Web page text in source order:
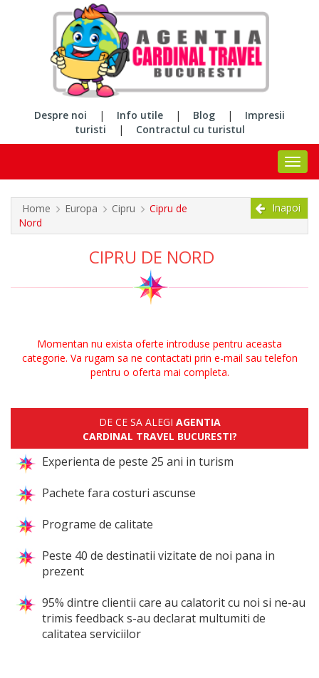
Despre noi | Info utile | Blog |
Impresii
turisti
| Contractul cu turistul
Home Europa Cipru
Cipru de
Nord
Inapoi
CIPRU DE NORD
Momentan nu exista oferte introduse pentru aceasta
categorie. Va rugam sa ne contactati prin e-mail sau telefon
pentru o oferta mai completa.
DE CE SA ALEGI AGENTIA
CARDINAL TRAVEL BUCURESTI?
Experienta de peste 25 ani in turism
Pachete fara costuri ascunse
Programe de calitate
Peste 40 de destinatii vizitate de noi pana in
prezent
95% dintre clientii care au calatorit cu noi si ne-au
trimis feedback s-au declarat multumiti de
calitatea serviciilor